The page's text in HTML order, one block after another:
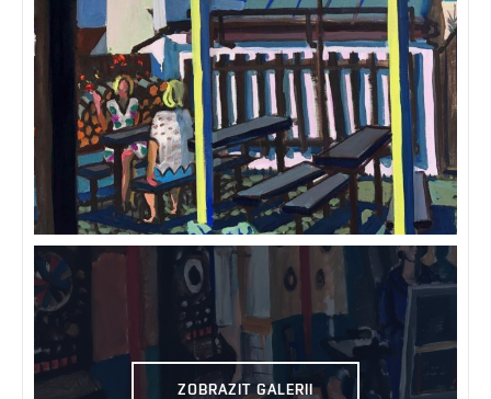
ZOBRAZIT GALERII